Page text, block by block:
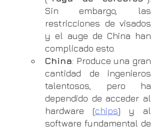
Sin embargo, las
restricciones de visados
y el auge de China han
complicado esto.
China: Produce una gran
cantidad de ingenieros
talentosos, pero ha
dependido de acceder al
hardware (chips) y al
software fundamental de